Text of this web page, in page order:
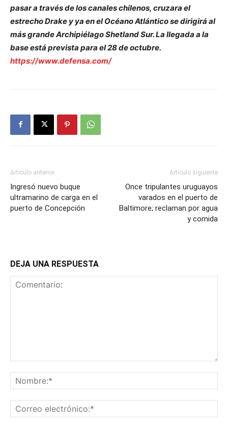
pasar a través de los canales chilenos, cruzara el
estrecho Drake y ya en el Océano Atlántico se dirigirá al
más grande Archipiélago Shetland Sur. La llegada a la
base está prevista para el 28 de octubre.
https://www.defensa.com/
Artículo anterior
Ingresó nuevo buque
ultramarino de carga en el
puerto de Concepción
Artículo siguiente
Once tripulantes uruguayos
varados en el puerto de
Baltimore; reclaman por agua
y comida
DEJA UNA RESPUESTA